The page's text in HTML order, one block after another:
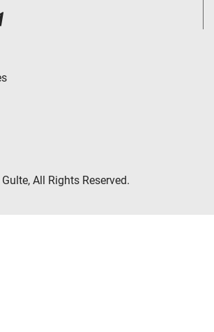
All Rights Reserved.